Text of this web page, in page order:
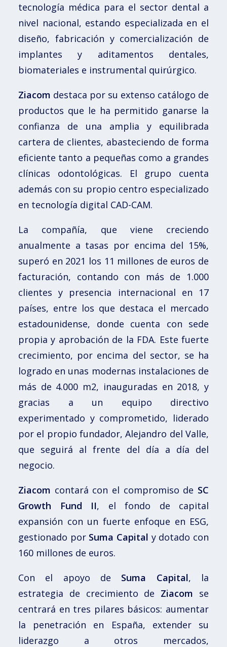
tecnología médica para el sector dental a
nivel nacional, estando especializada en el
diseño, fabricación y comercialización de
implantes y aditamentos dentales,
biomateriales e instrumental quirúrgico.
Ziacom destaca por su extenso catálogo de
productos que le ha permitido ganarse la
confianza de una amplia y equilibrada
cartera de clientes, abasteciendo de forma
eficiente tanto a pequeñas como a grandes
clínicas odontológicas. El grupo cuenta
además con su propio centro especializado
en tecnología digital CAD-CAM.
La compañía, que viene creciendo
anualmente a tasas por encima del 15%,
superó en 2021 los 11 millones de euros de
facturación, contando con más de 1.000
clientes y presencia internacional en 17
países, entre los que destaca el mercado
estadounidense, donde cuenta con sede
propia y aprobación de la FDA. Este fuerte
crecimiento, por encima del sector, se ha
logrado en unas modernas instalaciones de
más de 4.000 m2, inauguradas en 2018, y
gracias a un equipo directivo
experimentado y comprometido, liderado
por el propio fundador, Alejandro del Valle,
que seguirá al frente del día a día del
negocio.
Ziacom contará con el compromiso de SC
Growth Fund II, el fondo de capital
expansión con un fuerte enfoque en ESG,
gestionado por Suma Capital y dotado con
160 millones de euros.
Con el apoyo de Suma Capital, la
estrategia de crecimiento de Ziacom se
centrará en tres pilares básicos: aumentar
la penetración en España, extender su
liderazgo a otros mercados,